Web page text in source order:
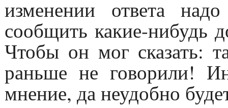
изменении ответа
сообщить какие-нибудь
Чтобы он мог сказать:
раньше не говорили!
мнение, да неудобно